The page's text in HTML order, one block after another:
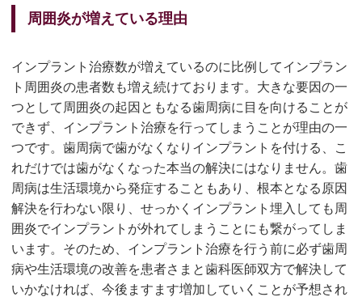
周囲炎が増えている理由
インプラント治療数が増えているのに比例してインプラン
ト周囲炎の患者数も増え続けております。大きな要因の一
つとして周囲炎の起因ともなる歯周病に目を向けることが
できず、インプラント治療を行ってしまうことが理由の一
つです。歯周病で歯がなくなりインプラントを付ける、こ
れだけでは歯がなくなった本当の解決にはなりません。歯
周病は生活環境から発症することもあり、根本となる原因
解決を行わない限り、せっかくインプラント埋入しても周
囲炎でインプラントが外れてしまうことにも繋がってしま
います。そのため、インプラント治療を行う前に必ず歯周
病や生活環境の改善を患者さまと歯科医師双方で解決して
いかなければ、今後ますます増加していくことが予想され